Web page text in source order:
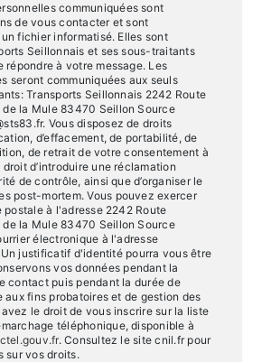
communiquées sont
de vous contacter et sont
fichier informatisé. Elles sont
Seillonnais et ses sous-traitants
répondre à votre message. Les
seront communiquées aux seuls
Transports Seillonnais 2242 Route
la Mule 83470 Seillon Source
Vous disposez de droits
d’effacement, de portabilité, de
de retrait de votre consentement à
d’introduire une réclamation
de contrôle, ainsi que d’organiser le
post-mortem. Vous pouvez exercer
postale à l'adresse 2242 Route
la Mule 83470 Seillon Source
électronique à l'adresse
justificatif d'identité pourra vous être
vos données pendant la
contact puis pendant la durée de
aux fins probatoires et de gestion des
le droit de vous inscrire sur la liste
téléphonique, disponible à
. Consultez le site cnil.fr pour
sur vos droits.